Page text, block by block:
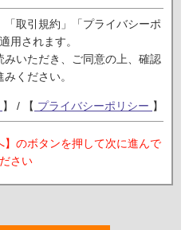
取引規約」「プライバシーポ
用されます。
いただき、ご同意の上、確認
ください。
】 / 【 プライバシーポリシー 】
のボタンを押して次に進んで
さい